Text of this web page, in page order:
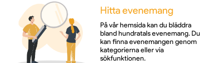
Hitta evenemang
På vår hemsida kan du bläddra
bland hundratals evenemang. Du
kan finna evenemangen genom
kategorierna eller via
sökfunktionen.